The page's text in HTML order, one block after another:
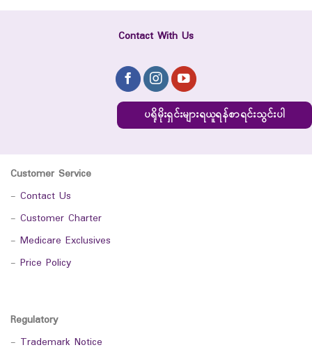
Contact With Us
ပရိုမိုးရှင်းများရယူရန်စာရင်းသွင်းပါ
Customer Service
- Contact Us
- Customer Charter
- Medicare Exclusives
- Price Policy
Regulatory
- Trademark Notice